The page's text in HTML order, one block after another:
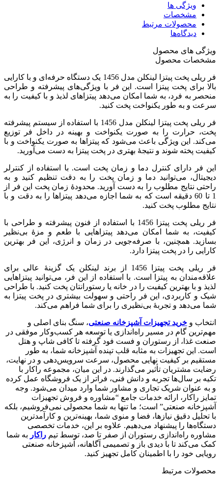
ویژگی ها
مشخصات
محصولات مرتبط
دیدگاه‌ها
ویژگی های محصول
مشخصات محصول
فر ریلی پخت پیتزا لینکلن مدل 1456 یک دستگاه حرفه‌ای و با کارایی
بالا برای پخت پیتزا است. این فر با ویژگی‌های پیشرفته و طراحی
منحصر به فرد، به شما امکان می‌دهد پیتزاهای لذیذ و با کیفیت را به
سرعت و به طور یکنواخت پخت کنید.
فر ریلی پخت پیتزا لینکلن مدل 1456 با استفاده از سیستم پیشرفته
پخت، حرارت را به صورت یکنواخت و بهینه در داخل فر توزیع
می‌کند. این ویژگی باعث می‌شود که پیتزاها به صورت یکنواخت و با
کیفیت پخته شوند و نتیجهٔ بهتری در پخت پیتزا به دست می‌آورید.
این فر دارای کنترل دما و زمان پخت است. با استفاده از کنترلر
دیجیتال، می‌توانید دما و زمان پخت را به دقت تنظیم کنید و به
راحتی نتایج مطلوب را به دست آورید. محدودهٔ زمان پخت این فر از
1 تا 60 دقیقه است که به شما اجازه می‌دهد پیتزاها را به دقت و با
نتایج مطلوب پخت کنید.
فر ریلی پخت پیتزا 1456 با استفاده از فنون پیشرفته و طراحی با
کیفیت، به شما امکان می‌دهد پیتزاهایی با طعم و مزهٔ بی‌نظیر
بسازید. همچنین، با صرفه‌جویی در زمان و انرژی، این فر بهترین
کارایی را در پخت پیتزا دارد.
فر ریلی پخت پیتزا 1456 از برند لینکلن یک گزینهٔ عالی برای
علاقه‌مندان به پیتزا است. با استفاده از این فر، می‌توانید پیتزاهایی
لذیذ و با بهترین کیفیت را در خانه یا رستورانتان پخت کنید. با طراحی
شیک و کاربردی، این فر راحتی و سهولت بیشتری در پخت پیتزا به
شما می‌دهد و تجربهٔ بی‌نظیری را برای شما فراهم می‌کند.
انتخاب و خرید تجهیزات آشپزخانه صنعتی، سنگ بنای اصلی و
مهم‌ترین گام در مسیر راه‌اندازی یا توسعه هر کسب‌وکار موفقی در
صنعت غذا، از رستوران و فست فود گرفته تا کافی شاپ و هتل
است. این تجهیزات به مثابه قلب تپنده آشپزخانه شما، به طور
مستقیم بر کیفیت نهایی محصول، سرعت سرویس‌دهی و در نهایت،
رضایت مشتریان تأثیر می‌گذارند. در این میان، مجموعه راکار با
تکیه بر سال‌ها تجربه و دانش فنی، فراتر از یک فروشگاه عمل کرده
و به عنوان شریک تجاری و مشاور شما وارد میدان می‌شود. وجه
تمایز راکار، ارائه خدمات جامع “مشاوره و فروش تجهیزات
آشپزخانه صنعتی” است؛ ما تنها به شما محصولی نمی‌فروشیم، بلکه
با تحلیل دقیق نیازها، فضا و منوی شما، بهینه‌ترین و کارآمدترین
دستگاه‌ها را پیشنهاد می‌دهیم. علاوه بر این، خدمات تخصصی
مشاوره راه‌اندازی رستوران از صفر تا صد، توسط تیم راکار به شما
کمک می‌کند تا با دیدی باز و تصمیمی آگاهانه، آشپزخانه صنعتی
رویایی خود را با اطمینان کامل تجهیز کنید.
محصولات مرتبط